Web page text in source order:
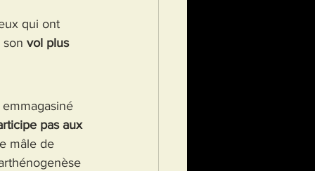
qui ont
son vol plus
pas aux
mâle de